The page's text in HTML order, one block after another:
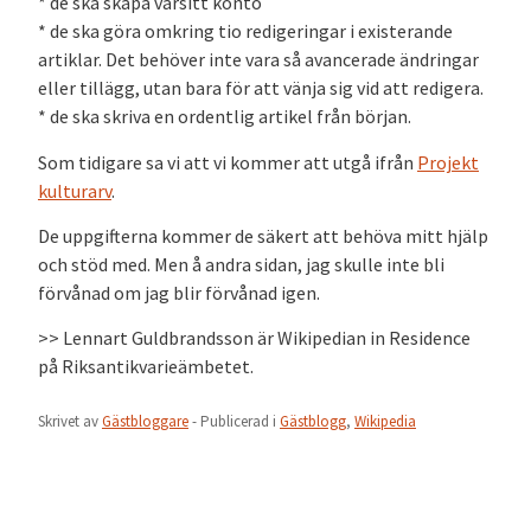
* de ska göra omkring tio redigeringar i existerande
artiklar. Det behöver inte vara så avancerade ändringar
eller tillägg, utan bara för att vänja sig vid att redigera.
* de ska skriva en ordentlig artikel från början.
Som tidigare sa vi att vi kommer att utgå ifrån Projekt
kulturarv.
De uppgifterna kommer de säkert att behöva mitt hjälp
och stöd med. Men å andra sidan, jag skulle inte bli
förvånad om jag blir förvånad igen.
>> Lennart Guldbrandsson är Wikipedian in Residence
på Riksantikvarieämbetet.
Skrivet avGästbloggare- Publicerad i Gästblogg, Wikipedia